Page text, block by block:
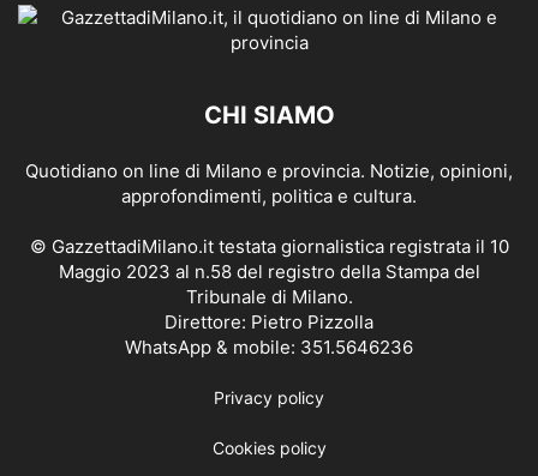
CHI SIAMO
Quotidiano on line di Milano e provincia. Notizie, opinioni,
approfondimenti, politica e cultura.
© GazzettadiMilano.it testata giornalistica registrata il 10
Maggio 2023 al n.58 del registro della Stampa del
Tribunale di Milano.
Direttore: Pietro Pizzolla
WhatsApp & mobile: 351.5646236
Privacy policy
Cookies policy